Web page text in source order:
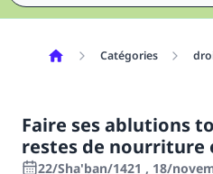
Catégories
Faire ses ablutions
restes de nourriture
22/Sha'ban/1421 , 18/